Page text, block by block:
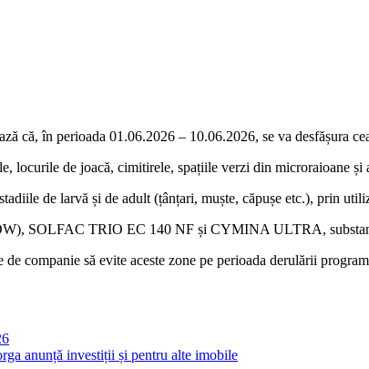
că, în perioada 01.06.2026 – 10.06.2026, se va desfășura
locurile de joacă, cimitirele, spațiile verzi din microraioane
de larvă și de adult (țânțari, muște, căpușe etc.), prin
SOLFAC TRIO EC 140 NF și CYMINA ULTRA,
companie să evite aceste zone pe perioada derulării
anunță investiții și pentru alte imobile